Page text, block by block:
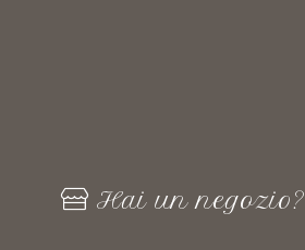
Hai un negozio?